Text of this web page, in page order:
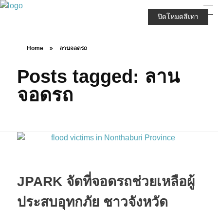
Home » ลานจอดรถ
Posts tagged: ลาน
จอดรถ
JPARK จัดที่จอดรถช่วยเหลือผู้
ประสบอุทกภัย ชาวจังหวัด
ปิดโหมดสีเทา